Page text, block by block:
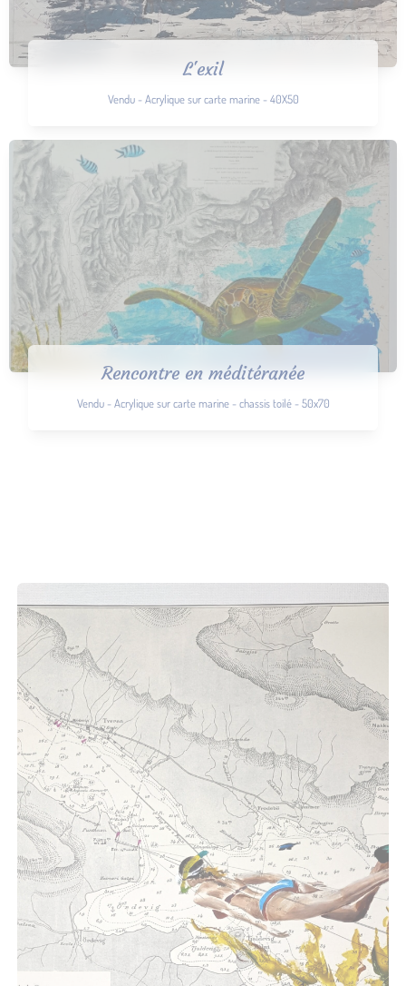
L'exil
Vendu - Acrylique sur carte marine - 40X50
Rencontre en méditéranée
Vendu - Acrylique sur carte marine - chassis toilé - 50x70